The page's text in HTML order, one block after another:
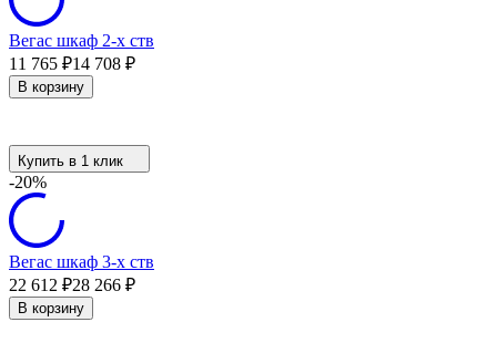
Вегас шкаф 2-х ств
11 765 ₽14 708 ₽
В корзину
Купить в 1 клик
-20%
Вегас шкаф 3-х ств
22 612 ₽28 266 ₽
В корзину